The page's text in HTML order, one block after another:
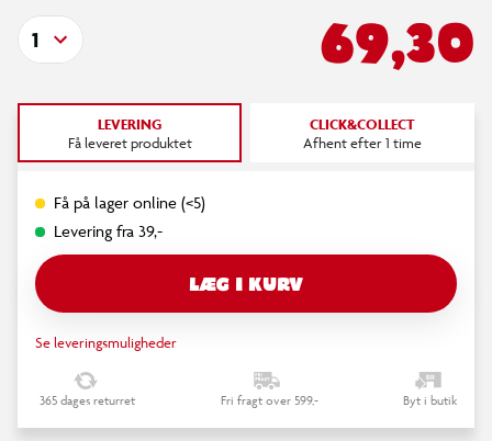
69,30
1
LEVERING
Få leveret produktet
CLICK&COLLECT
Afhent efter 1 time
Få på lager online (<5)
Levering fra 39,-
LÆG I KURV
Se leveringsmuligheder
365 dages returret Fri fragt over 599,- Byt i butik